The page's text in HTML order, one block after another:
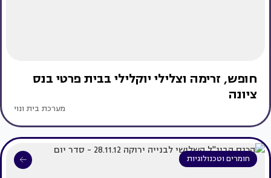
חופש, זרימה וצלילי יוקלילי בבית פרטי בנס
ציונה
מערכת בית ונוי
חומרים וטכנולוגיות